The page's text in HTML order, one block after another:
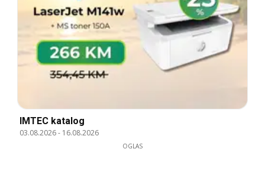
IMTEC katalog
03.08.2026- 16.08.2026
OGLAS